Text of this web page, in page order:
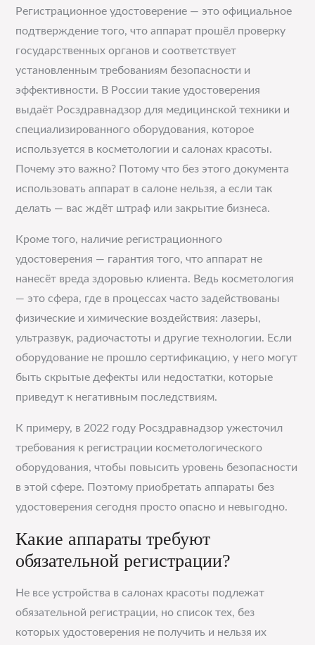
Регистрационное удостоверение — это официальное
подтверждение того, что аппарат прошёл проверку
государственных органов и соответствует
установленным требованиям безопасности и
эффективности. В России такие удостоверения
выдаёт Росздравнадзор для медицинской техники и
специализированного оборудования, которое
используется в косметологии и салонах красоты.
Почему это важно? Потому что без этого документа
использовать аппарат в салоне нельзя, а если так
делать — вас ждёт штраф или закрытие бизнеса.
Кроме того, наличие регистрационного
удостоверения — гарантия того, что аппарат не
нанесёт вреда здоровью клиента. Ведь косметология
— это сфера, где в процессах часто задействованы
физические и химические воздействия: лазеры,
ультразвук, радиочастоты и другие технологии. Если
оборудование не прошло сертификацию, у него могут
быть скрытые дефекты или недостатки, которые
приведут к негативным последствиям.
К примеру, в 2022 году Росздравнадзор ужесточил
требования к регистрации косметологического
оборудования, чтобы повысить уровень безопасности
в этой сфере. Поэтому приобретать аппараты без
удостоверения сегодня просто опасно и невыгодно.
Какие аппараты требуют
обязательной регистрации?
Не все устройства в салонах красоты подлежат
обязательной регистрации, но список тех, без
которых удостоверения не получить и нельзя их